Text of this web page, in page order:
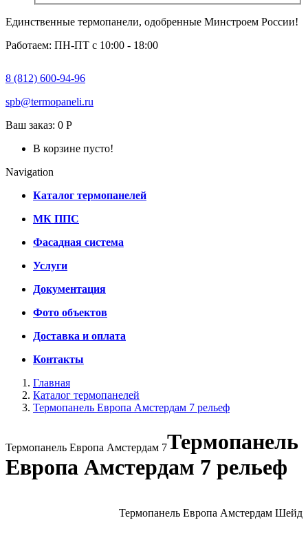
Единственные термопанели, одобренные Минстроем России!
Работаем: ПН-ПТ с 10:00 - 18:00
8 (812) 600-94-96
spb@termopaneli.ru
Ваш заказ: 0 Р
В корзине пусто!
Navigation
Каталог термопанелей
МК ППС
Фасадная система
Услуги
Документация
Фото объектов
Доставка и оплата
Контакты
Главная
Каталог термопанелей
Термопанель Европа Амстердам 7 рельеф
Термопанель Европа Амстердам 7Термопанель
Европа Амстердам 7 рельеф
Термопанель Европа Амстердам Шейд